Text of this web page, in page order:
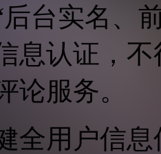
后台实名、
息认证，
论服务。
全用户信